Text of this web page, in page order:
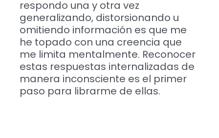
respondo una y otra vez
generalizando, distorsionando u
omitiendo información es que me
he topado con una creencia que
me limita mentalmente. Reconocer
estas respuestas internalizadas de
manera inconsciente es el primer
paso para librarme de ellas.